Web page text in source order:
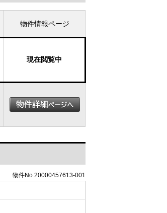
物件情報ページ
現在閲覧中
物件No.20000457613-001